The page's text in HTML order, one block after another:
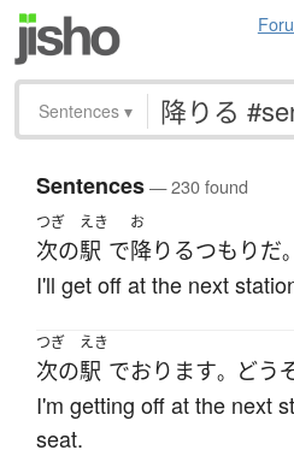
Sentences ▾
Sentences— 230 found
つぎ
次の
えき
駅 で
お
降りるつもりだ。
I'll get off at the next
つぎ
次の
えき
駅 でおります。 どう
I'm getting off at the next
seat.